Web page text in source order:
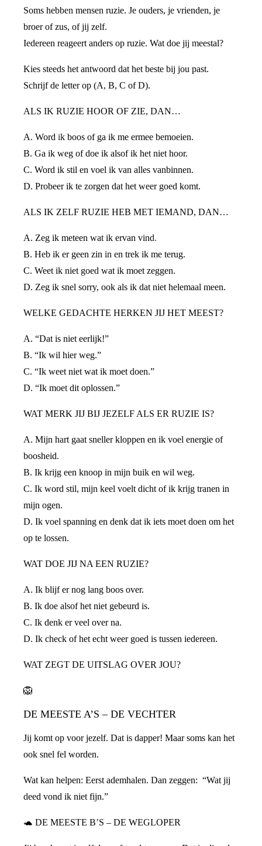
Soms hebben mensen ruzie. Je ouders, je vrienden, je
broer of zus, of jij zelf.
Iedereen reageert anders op ruzie. Wat doe jij meestal?
Kies steeds het antwoord dat het beste bij jou past.
Schrijf de letter op (A, B, C of D).
ALS IK RUZIE HOOR OF ZIE, DAN…
A. Word ik boos of ga ik me ermee bemoeien.
B. Ga ik weg of doe ik alsof ik het niet hoor.
C. Word ik stil en voel ik van alles vanbinnen.
D. Probeer ik te zorgen dat het weer goed komt.
ALS IK ZELF RUZIE HEB MET IEMAND, DAN…
A. Zeg ik meteen wat ik ervan vind.
B. Heb ik er geen zin in en trek ik me terug.
C. Weet ik niet goed wat ik moet zeggen.
D. Zeg ik snel sorry, ook als ik dat niet helemaal meen.
WELKE GEDACHTE HERKEN JIJ HET MEEST?
A. “Dat is niet eerlijk!”
B. “Ik wil hier weg.”
C. “Ik weet niet wat ik moet doen.”
D. “Ik moet dit oplossen.”
WAT MERK JIJ BIJ JEZELF ALS ER RUZIE IS?
A. Mijn hart gaat sneller kloppen en ik voel energie of
boosheid.
B. Ik krijg een knoop in mijn buik en wil weg.
C. Ik word stil, mijn keel voelt dicht of ik krijg tranen in
mijn ogen.
D. Ik voel spanning en denk dat ik iets moet doen om het
op te lossen.
WAT DOE JIJ NA EEN RUZIE?
A. Ik blijf er nog lang boos over.
B. Ik doe alsof het niet gebeurd is.
C. Ik denk er veel over na.
D. Ik check of het echt weer goed is tussen iedereen.
WAT ZEGT DE UITSLAG OVER JOU?
🦁
DE MEESTE A’S – DE VECHTER
Jij komt op voor jezelf. Dat is dapper! Maar soms kan het
ook snel fel worden.
Wat kan helpen: Eerst ademhalen. Dan zeggen: “Wat jij
deed vond ik niet fijn.”
🐢 DE MEESTE B’S – DE WEGLOPER